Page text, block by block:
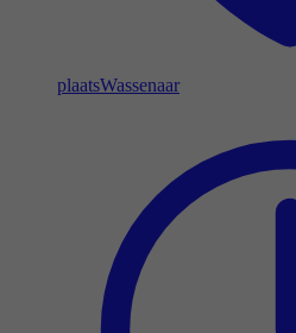
plaatsWassenaar